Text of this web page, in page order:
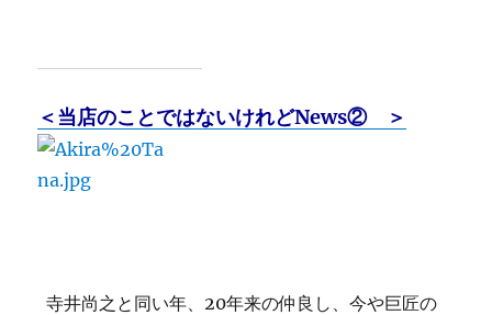
＜当店のことではないけれどNews② ＞
寺井尚之と同い年、20年来の仲良し、今や巨匠の